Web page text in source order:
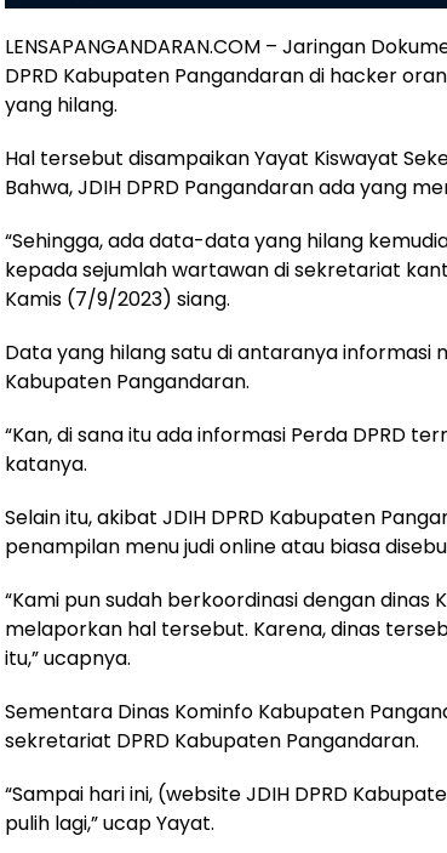
LENSAPANGANDARAN.COM – Jaringan
DPRD Kabupaten Pangandaran di hacker
yang hilang.
Hal tersebut disampaikan Yayat Kiswayat
Bahwa, JDIH DPRD Pangandaran ada yang
“Sehingga, ada data-data yang hilang
kepada sejumlah wartawan di sekretariat
Kamis (7/9/2023) siang.
Data yang hilang satu di antaranya informasi
Kabupaten Pangandaran.
“Kan, di sana itu ada informasi Perda DPRD
katanya.
Selain itu, akibat JDIH DPRD Kabupaten
penampilan menu judi online atau biasa
“Kami pun sudah berkoordinasi dengan
melaporkan hal tersebut. Karena, dinas
itu,” ucapnya.
Sementara Dinas Kominfo Kabupaten
sekretariat DPRD Kabupaten Pangandaran.
“Sampai hari ini, (website JDIH DPRD
pulih lagi,” ucap Yayat.